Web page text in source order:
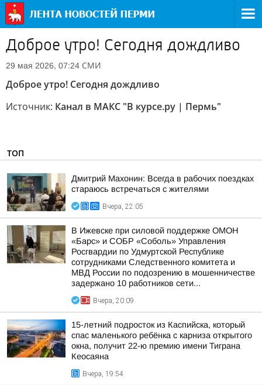
Доброе утро! Сегодня дождливо
29 мая 2026, 07:24 СМИ
Доброе утро! Сегодня дождливо
Источник: Канал в МАКС "В курсе.ру | Пермь"
ТОП
Дмитрий Махонин: Всегда в рабочих поездках
стараюсь встречаться с жителями
Вчера, 22:05
В Ижевске при силовой поддержке ОМОН
«Барс» и СОБР «Соболь» Управления
Росгвардии по Удмуртской Республике
сотрудниками Следственного комитета и
МВД России по подозрению в мошенничестве
задержано 10 работников сети...
Вчера, 20:09
15-летний подросток из Каспийска, который
спас маленького ребёнка с карниза открытого
окна, получит 22-ю премию имени Тиграна
Кеосаяна
Вчера, 19:54